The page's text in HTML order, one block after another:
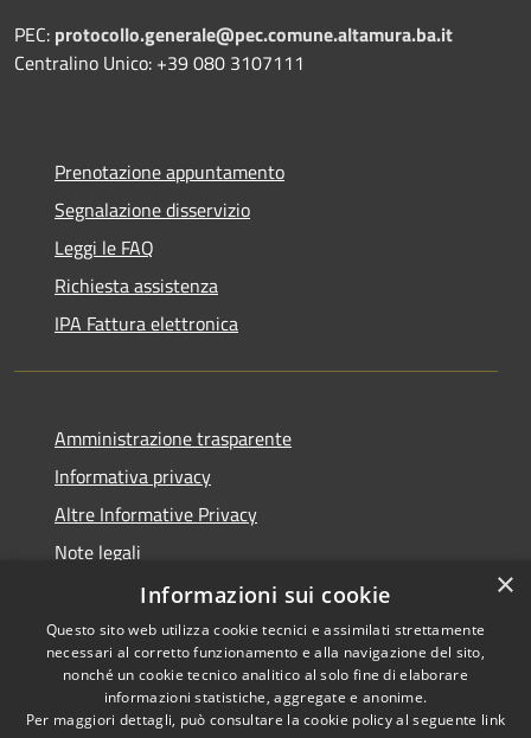
PEC: protocollo.generale@pec.comune.altamura.ba.it
Centralino Unico: +39 080 3107111
Prenotazione appuntamento
Segnalazione disservizio
Leggi le FAQ
Richiesta assistenza
IPA Fattura elettronica
Amministrazione trasparente
Informativa privacy
Altre Informative Privacy
Note legali
Dichiarazione di accessibilità
RSS
Copyright © 2026 • Comune di
×
Informazioni sui cookie
Questo sito web utilizza cookie tecnici e assimilati strettamente
necessari al corretto funzionamento e alla navigazione del sito,
nonché un cookie tecnico analitico al solo fine di elaborare
informazioni statistiche, aggregate e anonime.
Per maggiori dettagli, può consultare la cookie policy al seguente link